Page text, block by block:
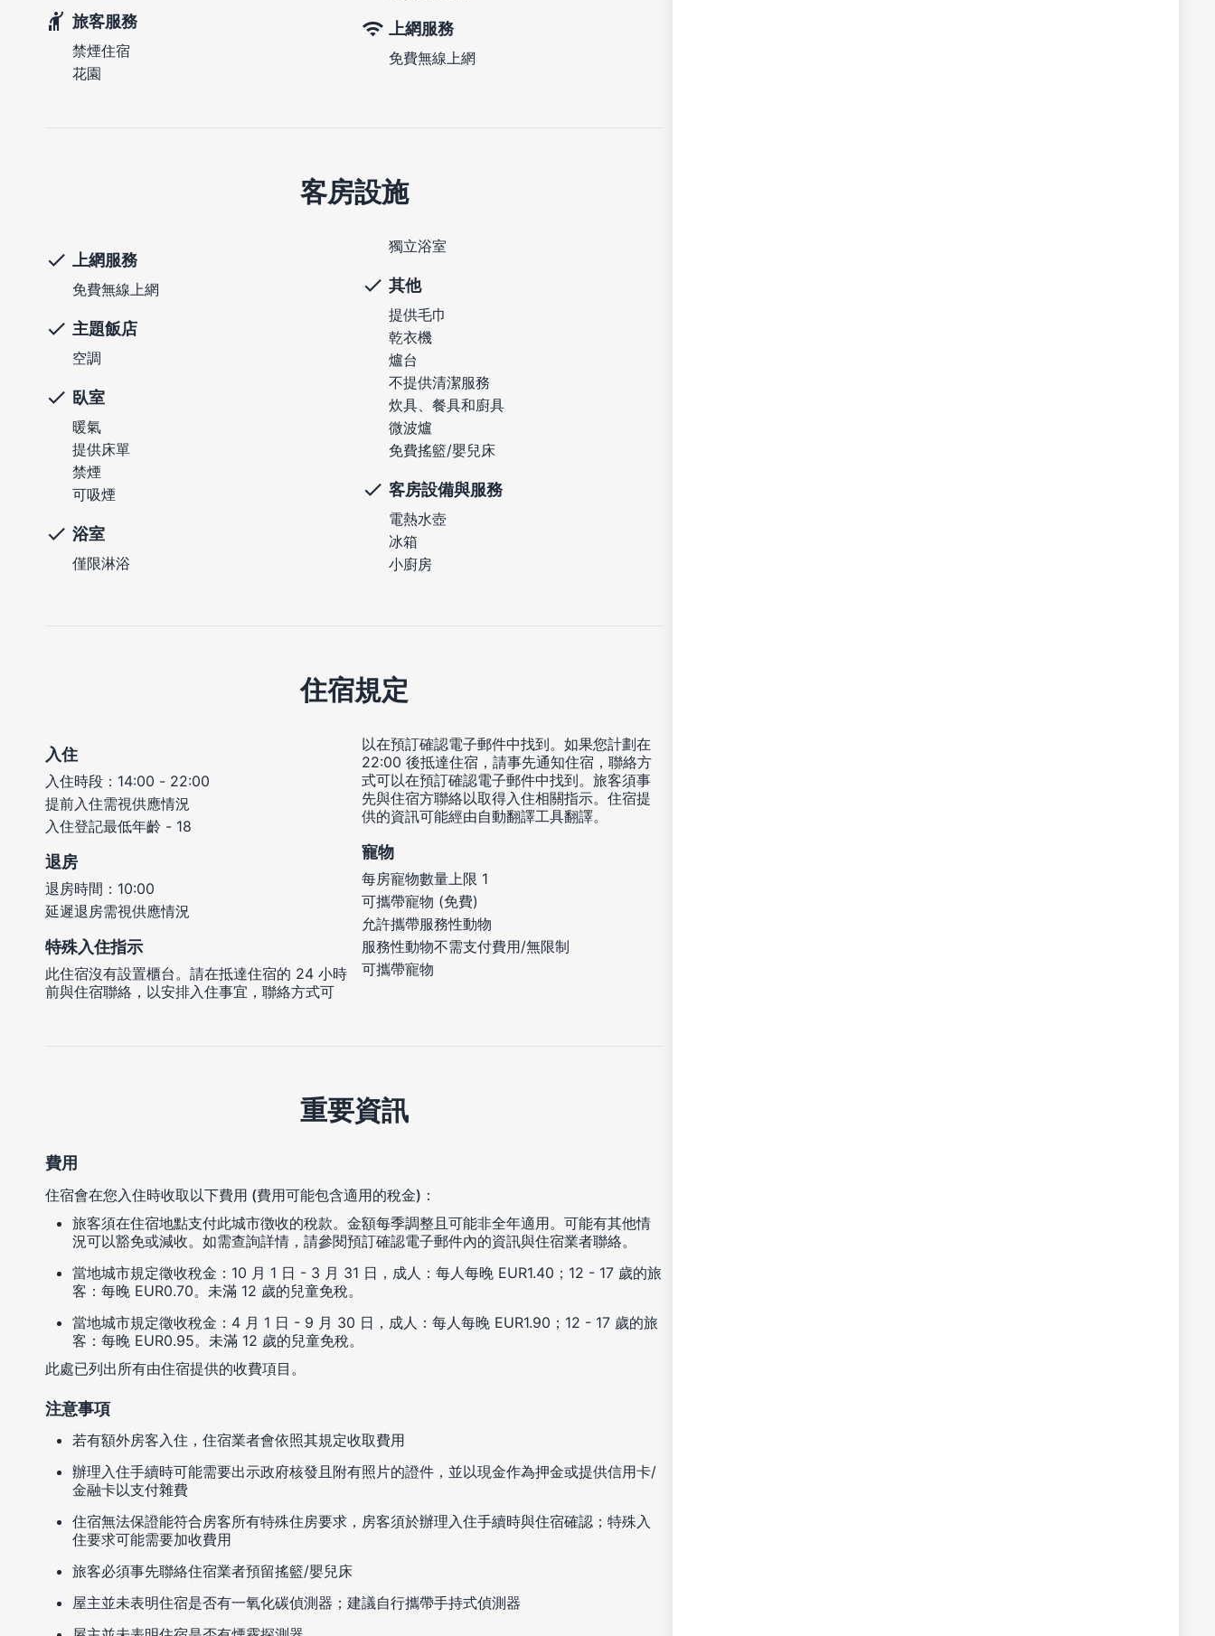
旅客服務
禁煙住宿
花園
上網服務
免費無線上網
客房設施
上網服務
免費無線上網
主題飯店
空調
臥室
暖氣
提供床單
禁煙
可吸煙
浴室
僅限淋浴
獨立浴室
其他
提供毛巾
乾衣機
爐台
不提供清潔服務
炊具、餐具和廚具
微波爐
免費搖籃/嬰兒床
客房設備與服務
電熱水壺
冰箱
小廚房
住宿規定
入住
入住時段：14:00 - 22:00
提前入住需視供應情況
入住登記最低年齡 - 18
退房
退房時間：10:00
延遲退房需視供應情況
特殊入住指示
此住宿沒有設置櫃台。請在抵達住宿的 24 小時
前與住宿聯絡，以安排入住事宜，聯絡方式可
以在預訂確認電子郵件中找到。如果您計劃在
22:00 後抵達住宿，請事先通知住宿，聯絡方
式可以在預訂確認電子郵件中找到。旅客須事
先與住宿方聯絡以取得入住相關指示。住宿提
供的資訊可能經由自動翻譯工具翻譯。
寵物
每房寵物數量上限 1
可攜帶寵物 (免費)
允許攜帶服務性動物
服務性動物不需支付費用/無限制
可攜帶寵物
重要資訊
費用
住宿會在您入住時收取以下費用 (費用可能包含適用的稅金)：
旅客須在住宿地點支付此城市徴收的稅款。金額每季調整且可能非全年適用。可能有其他情
況可以豁免或減收。如需查詢詳情，請參閱預訂確認電子郵件內的資訊與住宿業者聯絡。
當地城市規定徵收稅金：10 月 1 日 - 3 月 31 日，成人：每人每晚 EUR1.40；12 - 17 歲的旅
客：每晚 EUR0.70。未滿 12 歲的兒童免稅。
當地城市規定徵收稅金：4 月 1 日 - 9 月 30 日，成人：每人每晚 EUR1.90；12 - 17 歲的旅
客：每晚 EUR0.95。未滿 12 歲的兒童免稅。
此處已列出所有由住宿提供的收費項目。
注意事項
若有額外房客入住，住宿業者會依照其規定收取費用
辦理入住手續時可能需要出示政府核發且附有照片的證件，並以現金作為押金或提供信用卡/
金融卡以支付雜費
住宿無法保證能符合房客所有特殊住房要求，房客須於辦理入住手續時與住宿確認；特殊入
住要求可能需要加收費用
旅客必須事先聯絡住宿業者預留搖籃/嬰兒床
屋主並未表明住宿是否有一氧化碳偵測器；建議自行攜帶手持式偵測器